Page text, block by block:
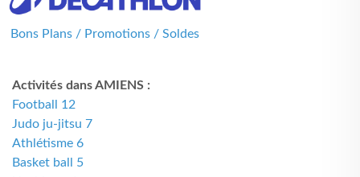
Bons Plans / Promotions / Soldes
Activités dans AMIENS :
Football 12
Judo ju-jitsu 7
Athlétisme 6
Basket ball 5